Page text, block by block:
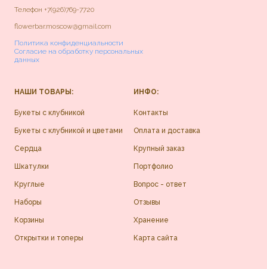
Телефон +7(926)769-7720
flowerbar.moscow@gmail.com
Политика конфиденциальности
Согласие на обработку персональных
данных
НАШИ ТОВАРЫ:
Букеты с клубникой
Букеты с клубникой и цветами
Сердца
Шкатулки
Круглые
Наборы
Корзины
Открытки и топеры
ИНФО:
Контакты
Оплата и доставка
Крупный заказ
Портфолио
Вопрос - ответ
Отзывы
Хранение
Карта сайта